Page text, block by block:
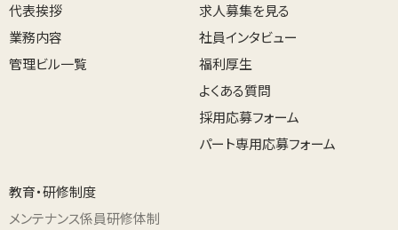
代表挨拶
業務内容
管理ビル一覧
求人募集を見る
社員インタビュー
福利厚生
よくある質問
採用応募フォーム
パート専用応募フォーム
教育・研修制度
メンテナンス係員研修体制